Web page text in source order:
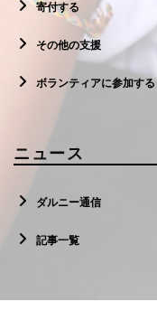
寄付する
その他の支援
ボランティアに参加する
ニュース
ダルニー通信
記事一覧